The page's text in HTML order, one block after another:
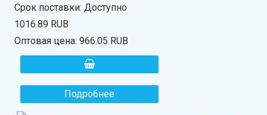
Срок поставки: Доступно
1016.89 RUB
Оптовая цена:966.05 RUB
Подробнее